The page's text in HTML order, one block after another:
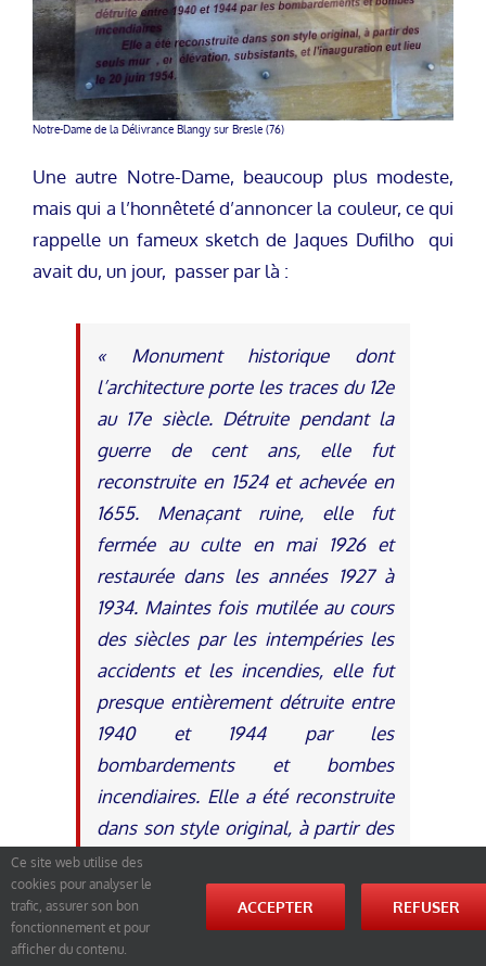
Notre-Dame de la Délivrance Blangy sur Bresle (76)
Une autre Notre-Dame, beaucoup plus modeste,
mais qui a l’honnêteté d’annoncer la couleur, ce qui
rappelle un fameux sketch de Jaques Dufilho qui
avait du, un jour, passer par là :
« Monument historique dont
l’architecture porte les traces du 12e
au 17e siècle. Détruite pendant la
guerre de cent ans, elle fut
reconstruite en 1524 et achevée en
1655. Menaçant ruine, elle fut
fermée au culte en mai 1926 et
restaurée dans les années 1927 à
1934. Maintes fois mutilée au cours
des siècles par les intempéries les
accidents et les incendies, elle fut
presque entièrement détruite entre
1940 et 1944 par les
bombardements et bombes
incendiaires. Elle a été reconstruite
dans son style original, à partir des
seuls murs, et élévations,
subsistants et l’inauguration eut lieu
le 20 juin 1954 »
Ce site web utilise des
cookies pour analyser le
trafic, assurer son bon
fonctionnement et pour
afficher du contenu.
ACCEPTER REFUSER